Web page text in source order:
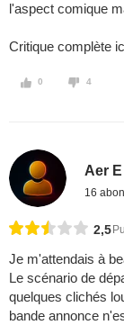
l'aspect comique
Critique complète
0 4
Aer E
16
2,5
Je m'attendais à
Le scénario de
quelques clichés
bande annonce